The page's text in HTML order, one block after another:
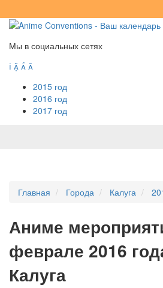
Мы в социальных сетях
   
2015 год
2016 год
2017 год
Главная Города Калуга
Аниме
феврале 2016
Калуга